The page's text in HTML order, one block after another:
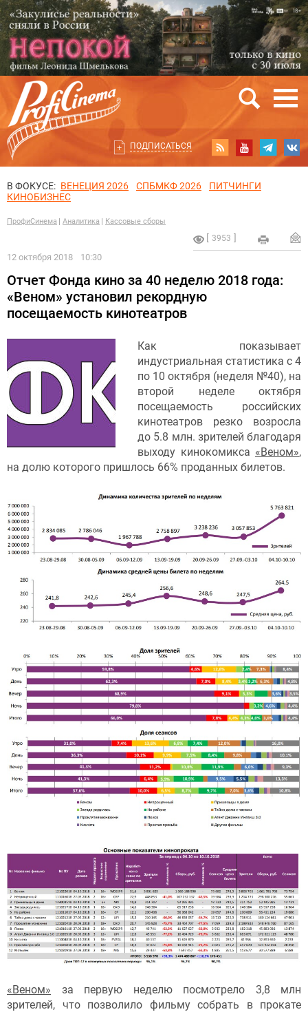
ПОДПИСАТЬСЯ
В ФОКУСЕ: ВЕНЕЦИЯ 2026 СПБМКФ 2026
ПИТЧИНГИ
КИНОБИЗНЕС
ПрофиСинема Аналитика Кассовые сборы
3953
12 октября 2018 10:30
Отчет Фонда кино за 40 неделю 2018 года:
«Веном» установил рекордную
посещаемость кинотеатров
Как показывает
индустриальная статистика с 4
по 10 октября (неделя №40), на
второй неделе октября
посещаемость российских
кинотеатров резко возросла
до 5.8 млн. зрителей благодаря
выходу кинокомикса «Веном»,
на долю которого пришлось 66% проданных билетов.
«Веном» за первую неделю посмотрело 3,8 млн
зрителей, что позволило фильму собрать в прокате